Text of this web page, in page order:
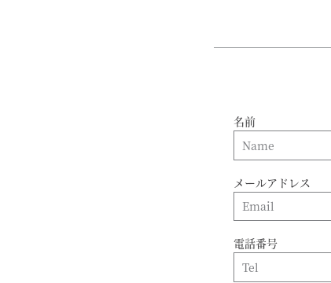
名前
メールアドレス
電話番号